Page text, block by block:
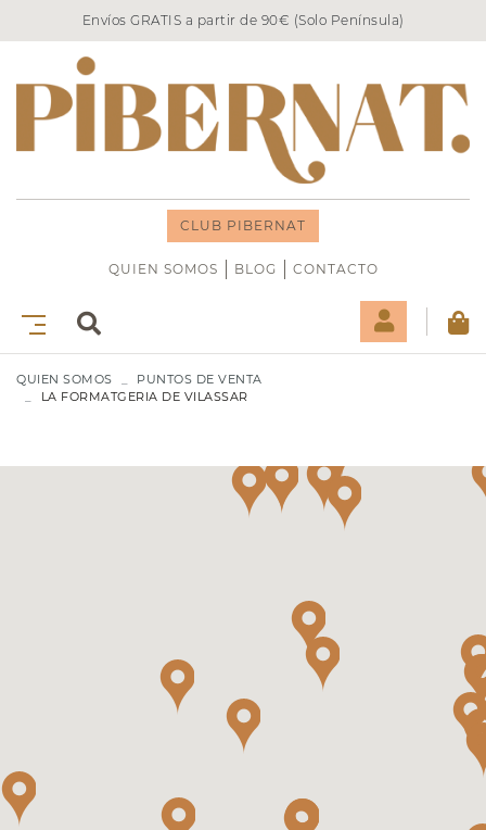
Envíos GRATIS a partir de 90€ (Solo Península)
CLUB PIBERNAT
QUIEN SOMOS BLOG CONTACTO
QUIEN SOMOS
PUNTOS DE VENTA
LA FORMATGERIA DE VILASSAR